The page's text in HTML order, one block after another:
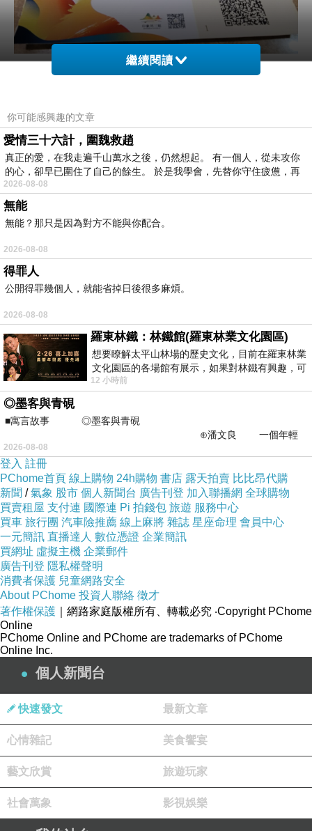
最好的位子是A1總統區第一排($888)但全部都被
坐一排的好處就是不會被手機錄影的藍光影響
而且離演員比較近
演員沒有麥克風都用喊的我們都聽不清楚
一開場就在12座喀斯克小山底下打光
好震撼怎麼可以挑到山水合一的地方呢
我家前面有小河
後面有山坡
演員就在平靜無波的河面上表演
或是在山前面的緩坡上演著農村生活
但冬天下雨水位上漲有45天會停演
這部劇從2004年開演到2025年已經21個年頭
內容應該沒多大改變除了戲服上有 LED 燈
但是觀眾的心卻已經改變了
沉不下心看農村緩慢的生活步調
8:00 開演 9:10 結束
大約 8:40 就已經有人離席
8:50 B2就走 1/3 的觀眾了
可能票是旅行社包的
提早走也不心疼
印象在中國一共有三個劇場
分別是灕江劉三姐、西湖、雲南麗江
我看印象劉三姐後覺得印象西湖可以 Pass 不要
看
但印象麗江風評很好
很多人看完都感動到哭
白天演的比較麻煩是防曬但不會被手機光干擾
列為 My Wish List
繼續閱讀
你可能感興趣的文章
愛情三十六計，圍魏救趙
真正的愛，在我走遍千山萬水之後，仍然想起。 有一個人，從未攻你
的心，卻早已圍住了自己的餘生。 於是我學會，先替你守住疲憊，再
2026-08-08
無能
無能？那只是因為對方不能與你配合。
2026-08-08
得罪人
公開得罪幾個人，就能省掉日後很多麻煩。
2026-08-08
羅東林鐵：林鐵館(羅東林業文化園區)
想要瞭解太平山林場的歷史文化，目前在羅東林業
文化園區的各場館有展示，如果對林鐵有興趣，可
以到林鐵館。 這裡展示從山下
12 小時前
◎墨客與青硯
■寓言故事 ◎墨客與青硯
⊕潘文良 一個年輕
的墨客，在京城的古玩肆裡
2026-08-08
登入 註冊
PChome首頁 線上購物 24h購物 書店 露天拍賣 比比昂代購
新聞 /氣象 股市 個人新聞台 廣告刊登 加入聯播網 全球購物
買賣租屋 支付連 國際連 Pi 拍錢包 旅遊 服務中心
買車 旅行團 汽車險推薦 線上麻將 雜誌 星座命理 會員中心
一元簡訊 直播達人 數位憑證 企業簡訊
買網址 虛擬主機 企業郵件
廣告刊登 隱私權聲明
消費者保護 兒童網路安全
About PChome 投資人聯絡 徵才
著作權保護 ｜網路家庭版權所有、轉載必究 ‧Copyright PChome
Online
PChome Online and PChome are trademarks of PChome
Online Inc.
個人新聞台
快速發文 最新文章
心情雜記 美食饗宴
藝文欣賞 旅遊玩家
社會萬象 影視娛樂